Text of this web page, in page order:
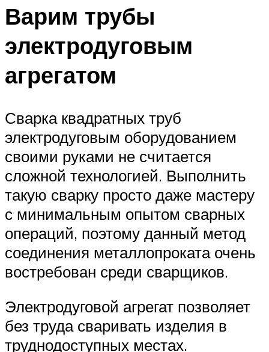
Варим трубы
электродуговым
агрегатом
Сварка квадратных труб
электродуговым оборудованием
своими руками не считается
сложной технологией. Выполнить
такую сварку просто даже мастеру
с минимальным опытом сварных
операций, поэтому данный метод
соединения металлопроката очень
востребован среди сварщиков.
Электродуговой агрегат позволяет
без труда сваривать изделия в
труднодоступных местах.